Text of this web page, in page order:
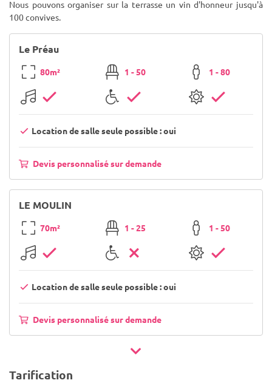
Nous pouvons organiser sur la terrasse un vin d'honneur jusqu'à
100 convives.
Le Préau
80m² 1 - 50 1 - 80
Location de salle seule possible : oui
Devis personnalisé sur demande
LE MOULIN
70m² 1 - 25 1 - 50
Location de salle seule possible : oui
Devis personnalisé sur demande
Tarification